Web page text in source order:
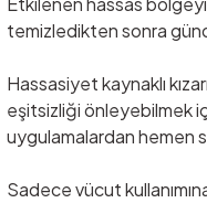
temizledikten sonra
Hassasiyet kaynaklı
eşitsizliğiönleyebilmek
uygulamalardan hemen
Sadece vücut kullan